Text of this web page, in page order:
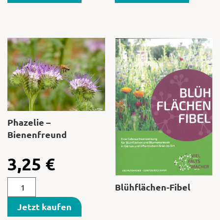
Phazelie –
Bienenfreund
3,25 €
Jetzt kaufen
Blühflächen-Fibel